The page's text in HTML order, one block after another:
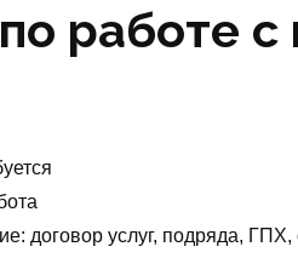
работе с
договор услуг, подряда,